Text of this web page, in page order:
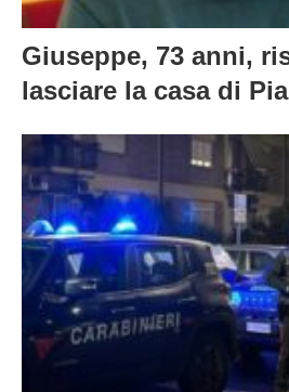
Giuseppe, 73 anni,
lasciare la casa di